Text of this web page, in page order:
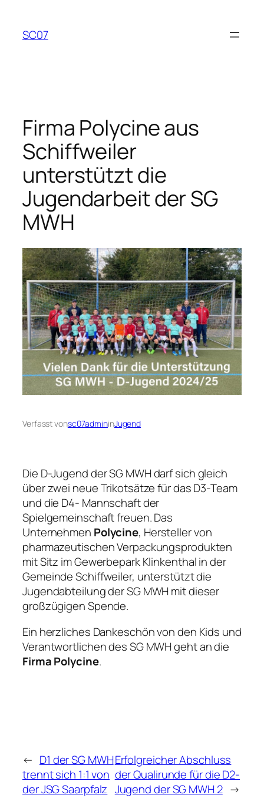
springen
SC07
Firma Polycine aus
Schiffweiler
unterstützt die
Jugendarbeit der SG
MWH
Verfasst vonsc07admininJugend
Die D-Jugend der SG MWH darf sich gleich
über zwei neue Trikotsätze für das D3-Team
und die D4- Mannschaft der
Spielgemeinschaft freuen. Das
Unternehmen Polycine, Hersteller von
pharmazeutischen Verpackungsprodukten
mit Sitz im Gewerbepark Klinkenthal in der
Gemeinde Schiffweiler, unterstützt die
Jugendabteilung der SG MWH mit dieser
großzügigen Spende.
Ein herzliches Dankeschön von den Kids und
Verantwortlichen des SG MWH geht an die
Firma Polycine.
← D1 der SG MWH
trennt sich 1:1 von
der JSG Saarpfalz
Erfolgreicher Abschluss
der Qualirunde für die D2-
Jugend der SG MWH 2 →